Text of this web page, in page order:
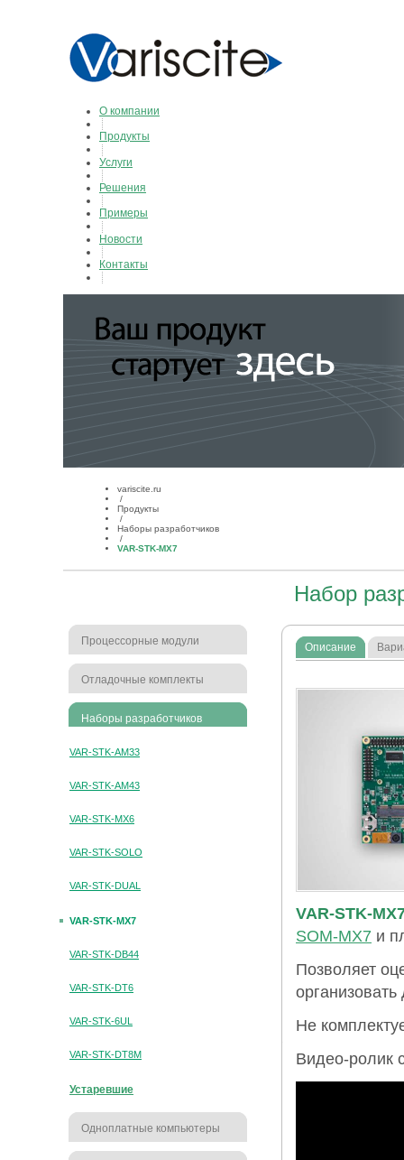
О компании
Продукты
Услуги
Решения
Примеры
Новости
Контакты
variscite.ru
/
Продукты
/
Наборы разработчиков
/
VAR-STK-MX7
Набор
Процессорные модули
Отладочные комплекты
Наборы разработчиков
VAR-STK-AM33
VAR-STK-AM43
VAR-STK-MX6
VAR-STK-SOLO
VAR-STK-DUAL
VAR-STK-MX7
VAR-STK-DB44
VAR-STK-DT6
VAR-STK-6UL
VAR-STK-DT8M
Устаревшие
Одноплатные компьютеры
Описание
VAR-STK-
SOM-MX7 и
Позволяет
Не
Видео-ролик